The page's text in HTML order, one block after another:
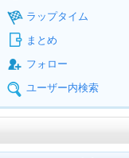
ラップタイム
まとめ
フォロー
ユーザー内検索